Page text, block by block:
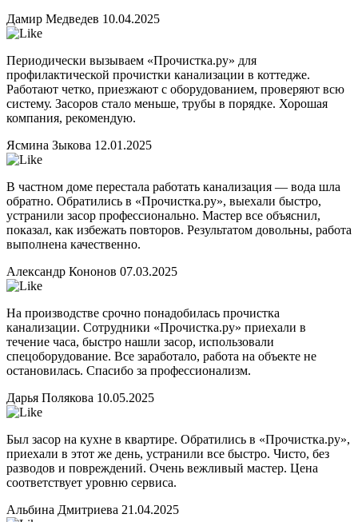
Дамир Медведев 10.04.2025
Периодически вызываем «Прочистка.ру» для
профилактической прочистки канализации в коттедже.
Работают четко, приезжают с оборудованием, проверяют всю
систему. Засоров стало меньше, трубы в порядке. Хорошая
компания, рекомендую.
Ясмина Зыкова 12.01.2025
В частном доме перестала работать канализация — вода шла
обратно. Обратились в «Прочистка.ру», выехали быстро,
устранили засор профессионально. Мастер все объяснил,
показал, как избежать повторов. Результатом довольны, работа
выполнена качественно.
Александр Кононов 07.03.2025
На производстве срочно понадобилась прочистка
канализации. Сотрудники «Прочистка.ру» приехали в
течение часа, быстро нашли засор, использовали
спецоборудование. Все заработало, работа на объекте не
остановилась. Спасибо за профессионализм.
Дарья Полякова 10.05.2025
Был засор на кухне в квартире. Обратились в «Прочистка.ру»,
приехали в этот же день, устранили все быстро. Чисто, без
разводов и повреждений. Очень вежливый мастер. Цена
соответствует уровню сервиса.
Альбина Дмитриева 21.04.2025